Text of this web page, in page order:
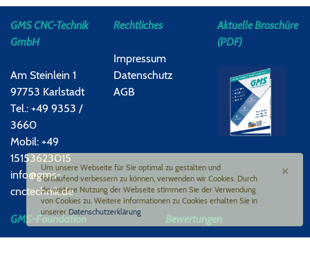
GMS CNC-Technik
GmbH
Am Steinlein 1
97753 Karlstadt
Tel.: +49 9353 /
3660
Mobil: +49
15153623015
info@gms-
cnctechnik.de
Rechtliches
Impressum
Datenschutz
AGB
Aktuelle Broschüre
(PDF)
GMS-Foundation Bewertungen
Um unsere Webseite für Sie optimal zu gestalten und
fortlaufend verbessern zu können, verwenden wir Cookies. Durch
die weitere Nutzung der Webseite stimmen Sie der Verwendung
von Cookies zu. Weitere Informationen zu Cookies erhalten Sie in
unserer Datenschutzerklärung
×